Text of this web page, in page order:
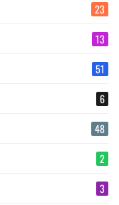
23
13
51
6
48
2
3